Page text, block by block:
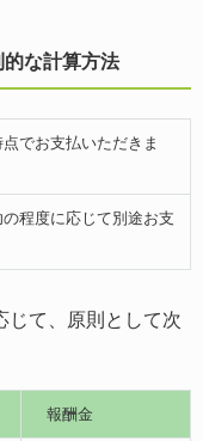
な計算方法
でお支払いただきま
程度に応じて別途お支
じて、原則として次
報酬金